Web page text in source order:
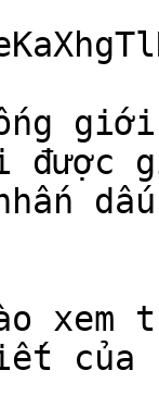
xem
của